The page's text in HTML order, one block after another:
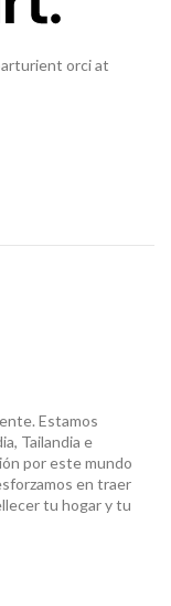
orci at
Estamos
Tailandia e
por este mundo
en traer
tu hogar y tu